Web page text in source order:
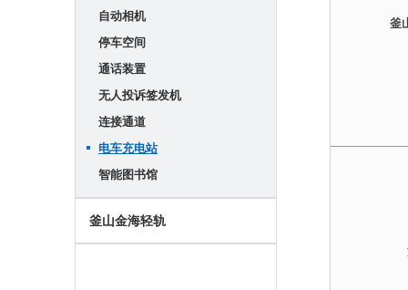
自动相机
停车空间
通话装置
无人投诉签发机
连接通道
电车充电站
智能图书馆
釜山金海轻轨
釜